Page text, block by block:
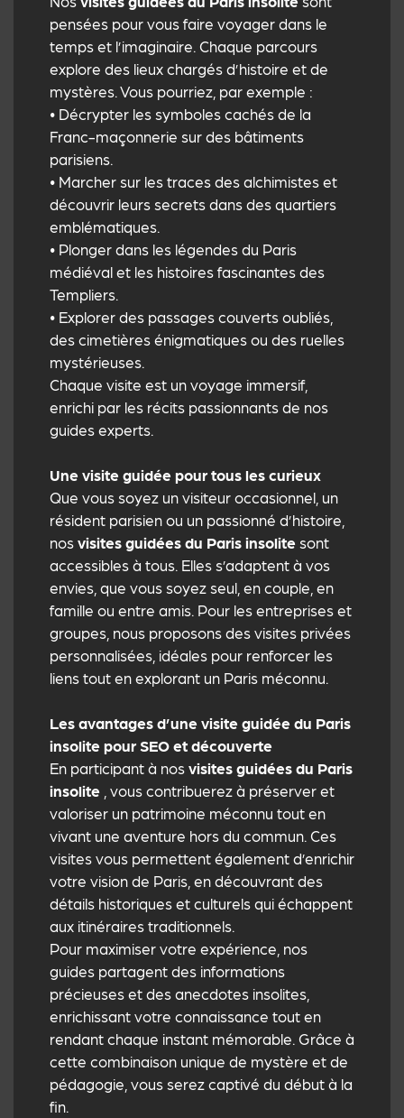
pensées pour vous faire voyager dans le
temps et l’imaginaire. Chaque parcours
explore des lieux chargés d’histoire et de
mystères. Vous pourriez, par exemple :
• Décrypter les symboles cachés de la
Franc-maçonnerie sur des bâtiments
parisiens.
• Marcher sur les traces des alchimistes et
découvrir leurs secrets dans des quartiers
emblématiques.
• Plonger dans les légendes du Paris
médiéval et les histoires fascinantes des
Templiers.
• Explorer des passages couverts oubliés,
des cimetières énigmatiques ou des ruelles
mystérieuses.
Chaque visite est un voyage immersif,
enrichi par les récits passionnants de nos
guides experts.
Une visite guidée pour tous les curieux
Que vous soyez un visiteur occasionnel, un
résident parisien ou un passionné d’histoire,
nosvisites guidées du Paris insolitesont
accessibles à tous. Elles s’adaptent à vos
envies, que vous soyez seul, en couple, en
famille ou entre amis. Pour les entreprises et
groupes, nous proposons des visites privées
personnalisées, idéales pour renforcer les
liens tout en explorant un Paris méconnu.
Les avantages d’une visite guidée du Paris
insolite pour SEO et découverte
En participant à nosvisites guidées du Paris
insolite , vous contribuerez à préserver et
valoriser un patrimoine méconnu tout en
vivant une aventure hors du commun. Ces
visites vous permettent également d’enrichir
votre vision de Paris, en découvrant des
détails historiques et culturels qui échappent
aux itinéraires traditionnels.
Pour maximiser votre expérience, nos
guides partagent des informations
précieuses et des anecdotes insolites,
enrichissant votre connaissance tout en
rendant chaque instant mémorable. Grâce à
cette combinaison unique de mystère et de
pédagogie, vous serez captivé du début à la
fin.